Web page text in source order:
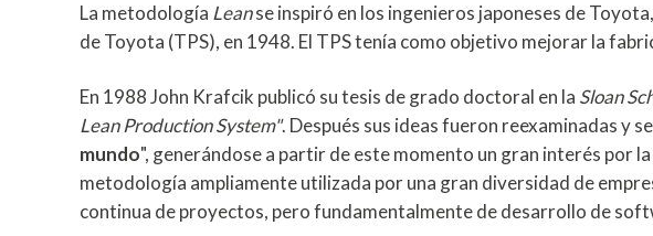
La metodología Leanse inspiró en los ingenieros japoneses de
de Toyota (TPS), en 1948. El TPS tenía como objetivo mejorar la
En 1988 John Krafcik publicó su tesis de grado doctoral en la Sloan
Lean Production System". Después sus ideas fueron reexaminadas y
mundo", generándose a partir de este momento un gran interés por
metodología ampliamente utilizada por una gran diversidad de
continua de proyectos, pero fundamentalmente de desarrollo de